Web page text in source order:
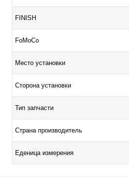
FINISH
FoMoCo
Место установки
Сторона установки
Тип запчасти
Страна производитель
Еденица измерения